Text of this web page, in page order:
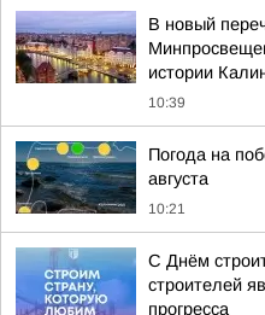
В новый
истории
10:39
Погода на
августа
10:21
С Днём
строителей
прогресса